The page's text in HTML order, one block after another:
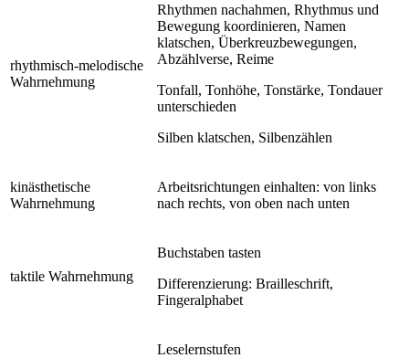
rhythmisch-melodische
Wahrnehmung
Rhythmen nachahmen, Rhythmus und
Bewegung koordinieren, Namen
klatschen, Überkreuzbewegungen,
Abzählverse, Reime
Tonfall, Tonhöhe, Tonstärke, Tondauer
unterschieden
Silben klatschen, Silbenzählen
kinästhetische
Wahrnehmung
Arbeitsrichtungen einhalten: von links
nach rechts, von oben nach unten
taktile Wahrnehmung
Buchstaben tasten
Differenzierung: Brailleschrift,
Fingeralphabet
Leselernstufen